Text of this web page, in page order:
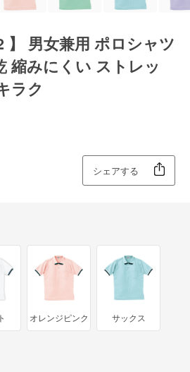
】 男女兼用 ポロシャツ
縮みにくい ストレッ
ラク
シェアする
オレンジピンク サックス